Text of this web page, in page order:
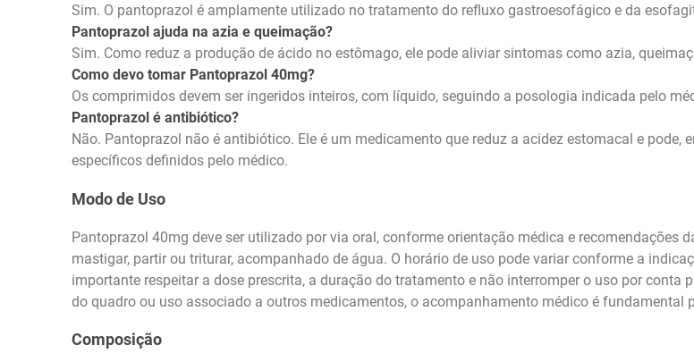
Sim. O pantoprazol é amplamente utilizado no tratamento do refluxo gastroesofágico e da
Pantoprazol ajuda na azia e queimação?
Sim. Como reduz a produção de ácido no estômago, ele pode aliviar sintomas como azia,
Como devo tomar Pantoprazol 40mg?
Os comprimidos devem ser ingeridos inteiros, com líquido, seguindo a posologia indicada pelo
Pantoprazol é antibiótico?
Não. Pantoprazol não é antibiótico. Ele é um medicamento que reduz a acidez estomacal e
específicos definidos pelo médico.
Modo de Uso
Pantoprazol 40mg deve ser utilizado por via oral, conforme orientação médica e recomendações
mastigar, partir ou triturar, acompanhado de água. O horário de uso pode variar conforme a
importante respeitar a dose prescrita, a duração do tratamento e não interromper o uso por
do quadro ou uso associado a outros medicamentos, o acompanhamento médico é fundamental
Composição